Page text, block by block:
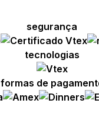
segurança
tecnologias
formas de